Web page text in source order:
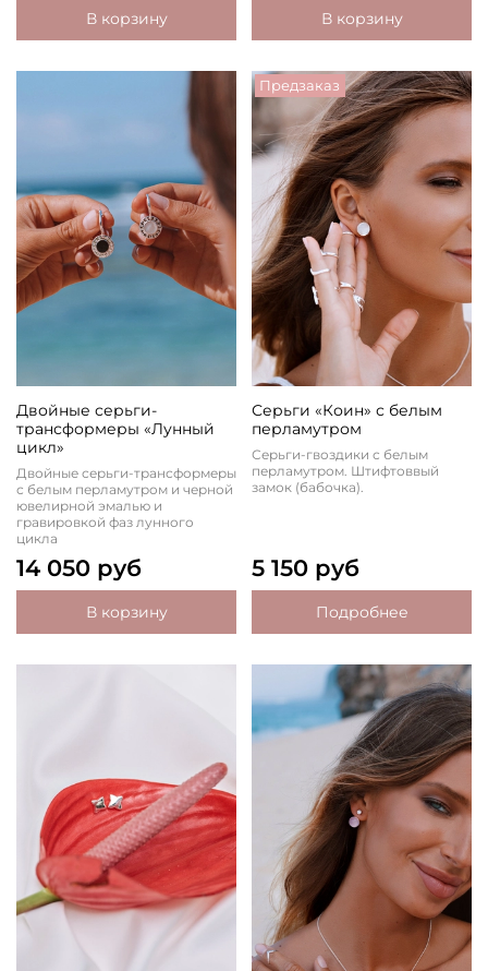
В корзину В корзину
Двойные серьги-
трансформеры «Лунный
цикл»
Двойные серьги-трансформеры
с белым перламутром и черной
ювелирной эмалью и
гравировкой фаз лунного
цикла
14 050 руб
В корзину
Предзаказ
Серьги «Коин» с белым
перламутром
Серьги-гвоздики с белым
перламутром. Штифтоввый
замок (бабочка).
5 150 руб
Подробнее